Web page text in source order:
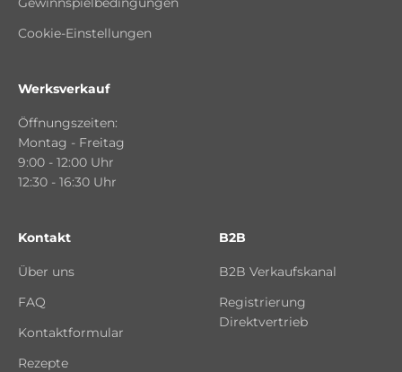
Cookie-Einstellungen
Werksverkauf
Öffnungszeiten:
Montag - Freitag
9:00 - 12:00 Uhr
12:30 - 16:30 Uhr
Kontakt
Über uns
FAQ
Kontaktformular
Rezepte
B2B
B2B Verkaufskanal
Registrierung
Direktvertrieb